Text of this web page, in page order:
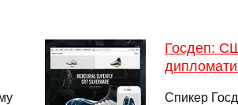
Госдеп:
Спикер